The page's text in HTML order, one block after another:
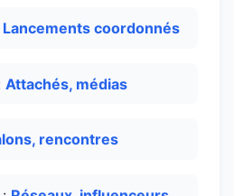
Lancements coordonnés
Attachés, médias
rencontres